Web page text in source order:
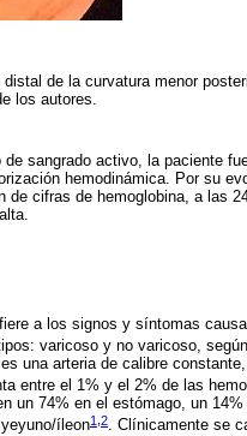
de la curvatura menor
los autores.
sangrado activo, la paciente
hemodinámica. Por su
cifras de hemoglobina, a las
a los signos y síntomas
varicoso y no varicoso,
una arteria de calibre
entre el 1% y el 2% de las
un 74% en el estómago, un
íleon1 ,2. Clínicamente se